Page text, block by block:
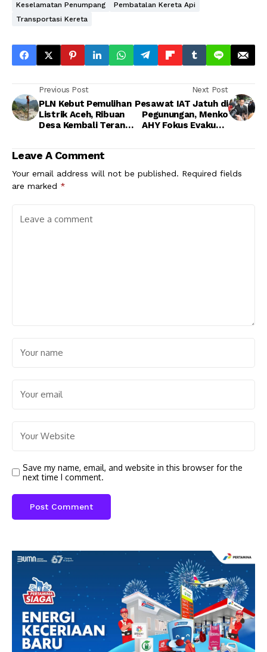
Keselamatan Penumpang
Pembatalan Kereta Api
Transportasi Kereta
Previous Post
PLN Kebut Pemulihan
Listrik Aceh, Ribuan
Desa Kembali Terang
Next Post
Pesawat IAT Jatuh di
Pegunungan, Menko
AHY Fokus Evakuasi
Leave A Comment
Your email address will not be published. Required fields
are marked *
Save my name, email, and website in this browser for the
next time I comment.